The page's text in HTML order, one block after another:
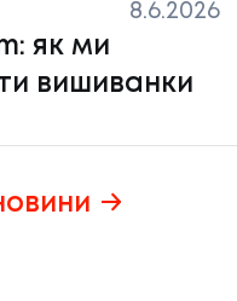
8.6.2026
як ми
вишиванки